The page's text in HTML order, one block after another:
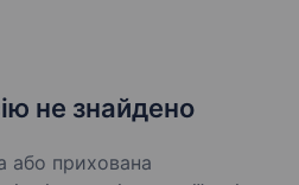
не знайдено
або прихована